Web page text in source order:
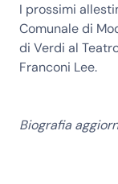
I prossimi
Comunale di
di Verdi al
Franconi Lee.
Biografia